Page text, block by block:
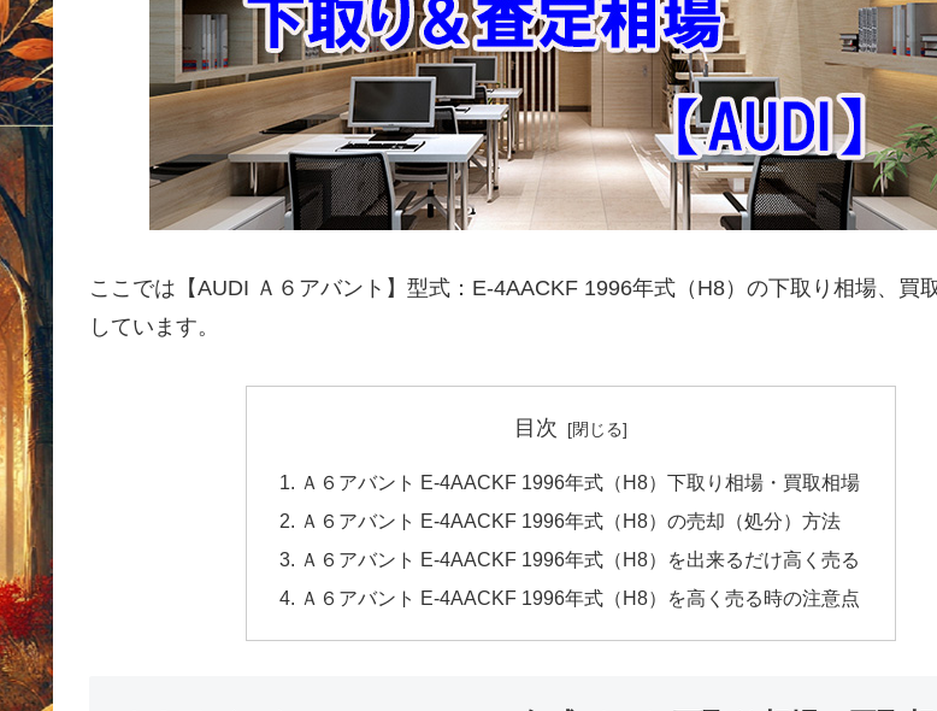
ここでは【AUDI Ａ６アバント】型式：E-4AACKF 1996年式（H8）の下取り相場、買
しています。
目次
Ａ６アバント E-4AACKF 1996年式（H8）下取り相場・買取相場
Ａ６アバント E-4AACKF 1996年式（H8）の売却（処分）方法
Ａ６アバント E-4AACKF 1996年式（H8）を出来るだけ高く売る
Ａ６アバント E-4AACKF 1996年式（H8）を高く売る時の注意点